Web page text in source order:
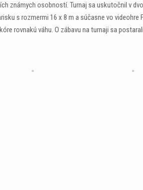
známych osobností. Turnaj sa uskutočnil v
s rozmermi 16 x 8 m a súčasne vo videohre
rovnakú váhu. O zábavu na turnaji sa